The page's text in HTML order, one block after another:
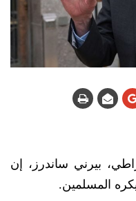
بيرني ساندرز، إن
المسلمين.